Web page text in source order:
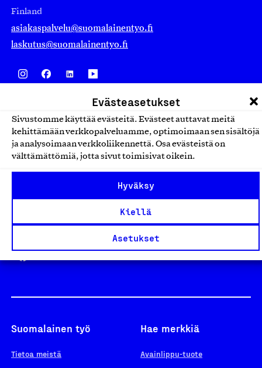
Evästeasetukset
Sivustomme käyttää evästeitä. Evästeet auttavat meitä
kehittämään verkkopalveluamme, optimoimaan sen sisältöjä
ja analysoimaan verkkoliikennettä. Osa evästeistä on
välttämättömiä, jotta sivut toimisivat oikein.
Hyväksy
Kiellä
Asetukset
Finland
asiakaspalvelu@suomalainentyo.fi
laskutus@suomalainentyo.fi
Yhteiskunnallinen Yritys -merkki
Suomalainen työ
Tietoa meistä
Hae merkkiä
Avainlippu-tuote